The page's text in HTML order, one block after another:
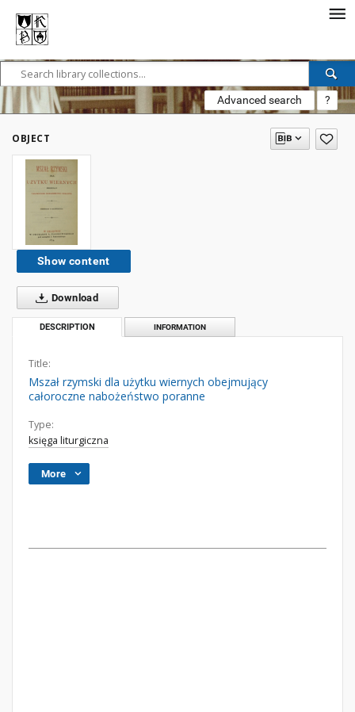
Advanced search ?
OBJECT
Show content
Download
DESCRIPTION INFORMATION
Title:
Mszał rzymski dla użytku wiernych obejmujący
całoroczne nabożeństwo poranne
Type:
księga liturgiczna
More